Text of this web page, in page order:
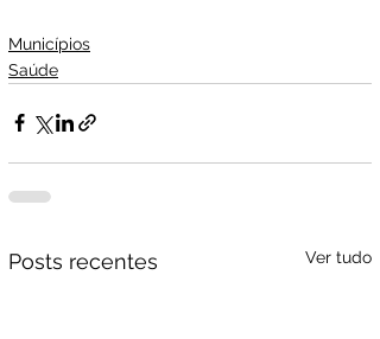
Municípios
Saúde
Posts recentes Ver tudo